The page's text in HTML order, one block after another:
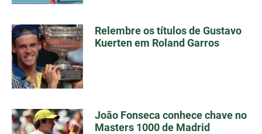
Relembre os títulos de Gustavo
Kuerten em Roland Garros
João Fonseca conhece chave no
Masters 1000 de Madrid